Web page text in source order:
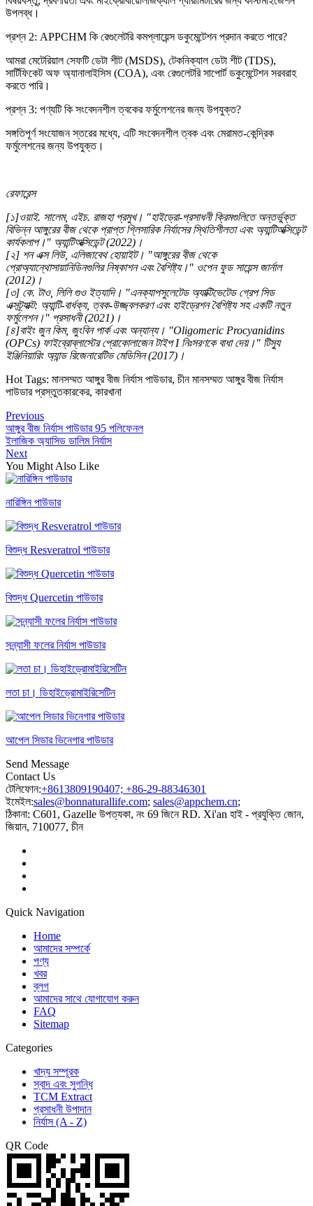
উপলব্ধ।
প্রশ্ন 2: APPCHM কি রেগুলেটরি কমপ্লায়েন্স ডকুমেন্টেশন প্রদান করতে পারে?
আমরা মেটেরিয়াল সেফটি ডেটা শীট (MSDS), টেকনিক্যাল ডেটা শীট (TDS),
সার্টিফিকেট অফ অ্যানালাইসিস (COA), এবং রেগুলেটরি সাপোর্ট ডকুমেন্টেশন সরবরাহ
করতে পারি।
প্রশ্ন 3: পণ্যটি কি সংবেদনশীল ত্বকের ফর্মুলেশনের জন্য উপযুক্ত?
সঙ্গতিপূর্ণ সংযোজন স্তরের মধ্যে, এটি সংবেদনশীল ত্বক এবং মেরামত-কেন্দ্রিক
ফর্মুলেশনের জন্য উপযুক্ত।
রেফারেন্স
[১]ওয়াই. সালেম, এইচ. রাজহা প্রমুখ। "হাইড্রো-প্রসাধনী ক্রিমগুলিতে অন্তর্ভুক্ত
বিভিন্ন আঙ্গুরের বীজ থেকে প্রাপ্ত গ্লিসারিক নির্যাসের স্থিতিশীলতা এবং অ্যান্টিঅক্সিডেন্ট
কার্যকলাপ।" অ্যান্টিঅক্সিডেন্ট (2022)।
[২] শন এক্স লিউ, এলিজাবেথ হোয়াইট। "আঙ্গুরের বীজ থেকে
প্রোঅ্যান্থোসায়ানিডিনগুলির নিষ্কাশন এবং বৈশিষ্ট্য।" ওপেন ফুড সায়েন্স জার্নাল
(2012)।
[৩] কে. টাও, লিলি গুও ইত্যাদি। "এনক্যাপসুলেটেড অ্যাক্টিভেটেড গ্রেপ সিড
এক্সট্র্যাক্ট: অ্যান্টি-বার্ধক্য, ত্বক-উজ্জ্বলকরণ এবং হাইড্রেশন বৈশিষ্ট্য সহ একটি নতুন
ফর্মুলেশন।" প্রসাধনী (2021)।
[৪]বাইং জুন কিম, জুংবিন পার্ক এবং অন্যান্য। "Oligomeric Procyanidins
(OPCs) ফাইব্রোব্লাস্টের প্রোকোলাজেন টাইপ I নিঃসরণকে বাধা দেয়।" টিস্যু
ইঞ্জিনিয়ারিং অ্যান্ড রিজেনারেটিভ মেডিসিন (2017)।
Hot Tags: মানসম্মত আঙ্গুর বীজ নির্যাস পাউডার, চীন মানসম্মত আঙ্গুর বীজ নির্যাস
পাউডার প্রস্তুতকারকের, কারখানা
Previous
আঙ্গুর বীজ নির্যাস পাউডার 95 পলিফেনল
ইলাজিক অ্যাসিড ডালিম নির্যাস
Next
You Might Also Like
নারিঙ্গিন পাউডার
বিশুদ্ধ Resveratrol পাউডার
বিশুদ্ধ Quercetin পাউডার
সন্ন্যাসী ফলের নির্যাস পাউডার
লতা চা। ডিহাইড্রোমাইরিসেটিন
আপেল সিডার ভিনেগার পাউডার
Send Message
Contact Us
টেলিফোন:+8613809190407; +86-29-88346301
ইমেইল:sales@bonnaturallife.com; sales@appchem.cn;
ঠিকানা: C601, Gazelle উপত্যকা, নং 69 জিনে RD. Xi'an হাই - প্রযুক্তি জোন,
জিয়ান, 710077, চীন
Quick Navigation
Home
আমাদের সম্পর্কে
পণ্য
খবর
ব্লগ
আমাদের সাথে যোগাযোগ করুন
FAQ
Sitemap
Categories
খাদ্য সম্পূরক
স্বাদ এবং সুগন্ধি
TCM Extract
প্রসাধনী উপাদান
নির্যাস (A - Z)
QR Code